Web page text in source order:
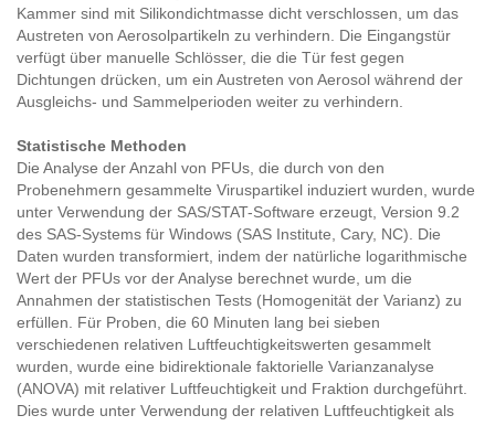
Kammer sind mit Silikondichtmasse dicht verschlossen, um das
Austreten von Aerosolpartikeln zu verhindern. Die Eingangstür
verfügt über manuelle Schlösser, die die Tür fest gegen
Dichtungen drücken, um ein Austreten von Aerosol während der
Ausgleichs- und Sammelperioden weiter zu verhindern.
Statistische Methoden
Die Analyse der Anzahl von PFUs, die durch von den
Probenehmern gesammelte Viruspartikel induziert wurden, wurde
unter Verwendung der SAS/STAT-Software erzeugt, Version 9.2
des SAS-Systems für Windows (SAS Institute, Cary, NC). Die
Daten wurden transformiert, indem der natürliche logarithmische
Wert der PFUs vor der Analyse berechnet wurde, um die
Annahmen der statistischen Tests (Homogenität der Varianz) zu
erfüllen. Für Proben, die 60 Minuten lang bei sieben
verschiedenen relativen Luftfeuchtigkeitswerten gesammelt
wurden, wurde eine bidirektionale faktorielle Varianzanalyse
(ANOVA) mit relativer Luftfeuchtigkeit und Fraktion durchgeführt.
Dies wurde unter Verwendung der relativen Luftfeuchtigkeit als